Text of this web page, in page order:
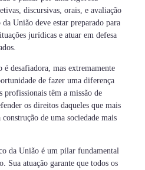
discursivas, orais, e avaliação
União deve estar preparado para
jurídicas e atuar em defesa
desafiadora, mas extremamente
de fazer uma diferença
profissionais têm a missão de
os direitos daqueles que mais
de uma sociedade mais
da União é um pilar fundamental
Sua atuação garante que todos os